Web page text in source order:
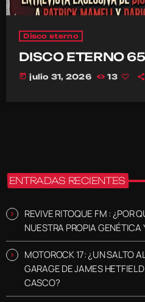
Disco eterno
DISCO ETERNO
today julio 31, 2026 13
ENTRADAS RECIENTES
REVIVE RITOQUE FM : ¿POR
NUESTRA PROPIA
MOTOROCK 17: ¿UN SALTO
GARAGE DE JAMES
CASCO?